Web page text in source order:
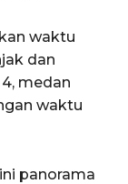
waktu
dan
medan
waktu
panorama